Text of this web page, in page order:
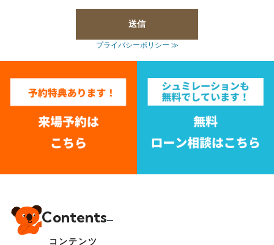
プライバシーポリシー ≫
Contents
コンテンツ